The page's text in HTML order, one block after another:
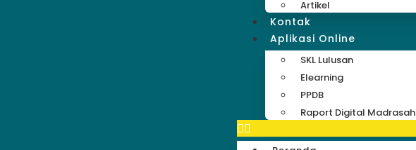
Artikel
Kontak
Aplikasi Online
SKL Lulusan
Elearning
PPDB
Raport Digital Madrasah